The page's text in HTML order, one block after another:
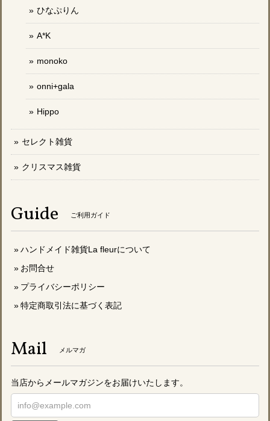
ひなぷりん
A*K
monoko
onni+gala
Hippo
セレクト雑貨
クリスマス雑貨
Guide ご利用ガイド
ハンドメイド雑貨La fleurについて
お問合せ
プライバシーポリシー
特定商取引法に基づく表記
Mail メルマガ
当店からメールマガジンをお届けいたします。